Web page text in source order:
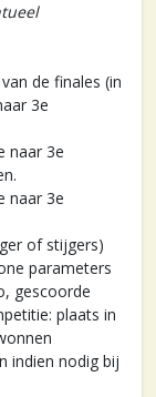
de finales (in
3e
naar 3e
naar 3e
of stijgers)
parameters
gescoorde
plaats in
indien nodig bij